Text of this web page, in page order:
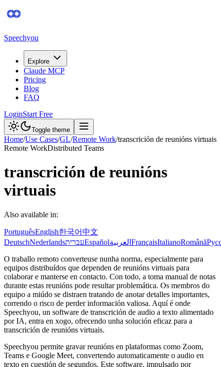
Speechyou
Explore
Claude MCP
Pricing
Blog
FAQ
LoginStart Free
Toggle theme
Home/Use Cases/GL/Remote Work/transcrición de reunións virtuais
Remote WorkDistributed Teams
transcrición de reunións
virtuais
Also available in:
PortuguêsEnglish한국어中文
DeutschNederlandsעבריתEspañolالعربية FrançaisItalianoRomână
O traballo remoto converteuse nunha norma, especialmente para
equipos distribuídos que dependen de reunións virtuais para
colaborar e manterse en contacto. Con todo, a toma manual de notas
durante estas reunións pode resultar problemática. Os membros do
equipo a miúdo se distraen tratando de anotar detalles importantes,
correndo o risco de perder información valiosa. Aquí é onde
Speechyou, un software de transcrición de audio a texto alimentado
por IA, entra en xogo, ofrecendo unha solución eficaz para a
transcrición de reunións virtuais.
Speechyou permite gravar reunións en plataformas como Zoom,
Teams e Google Meet, convertendo automaticamente o audio en
texto en cuestión de segundos. Este software, impulsado por